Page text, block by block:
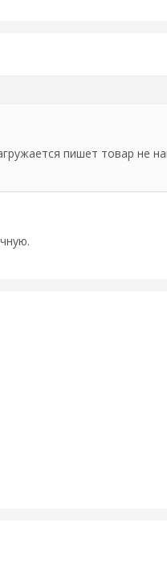
пишет товар не